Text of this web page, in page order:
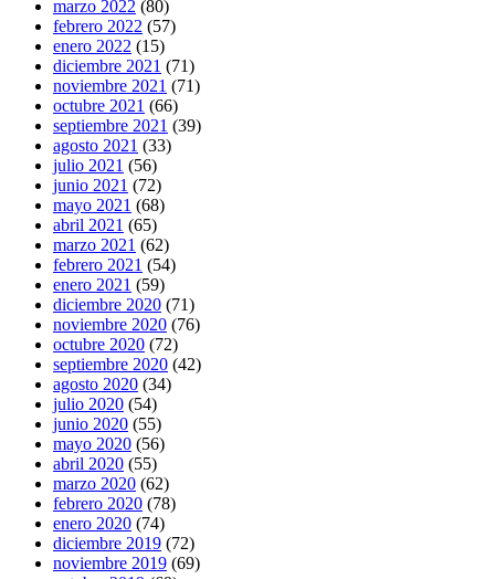
marzo 2022 (80)
febrero 2022 (57)
enero 2022 (15)
diciembre 2021 (71)
noviembre 2021 (71)
octubre 2021 (66)
septiembre 2021 (39)
agosto 2021 (33)
julio 2021 (56)
junio 2021 (72)
mayo 2021 (68)
abril 2021 (65)
marzo 2021 (62)
febrero 2021 (54)
enero 2021 (59)
diciembre 2020 (71)
noviembre 2020 (76)
octubre 2020 (72)
septiembre 2020 (42)
agosto 2020 (34)
julio 2020 (54)
junio 2020 (55)
mayo 2020 (56)
abril 2020 (55)
marzo 2020 (62)
febrero 2020 (78)
enero 2020 (74)
diciembre 2019 (72)
noviembre 2019 (69)